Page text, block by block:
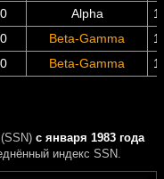
Alpha
Beta-Gamma
Beta-Gamma
с января 1983 года
индекс SSN.